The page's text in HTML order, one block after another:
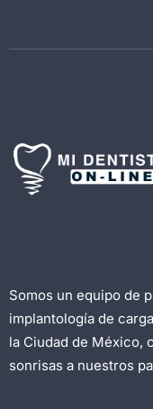
Somos un equipo de
implantología de
la Ciudad de México,
sonrisas a nuestros